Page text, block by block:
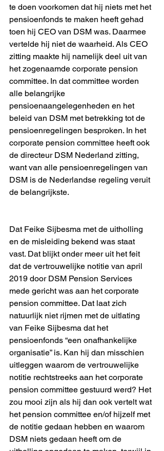
te doen voorkomen dat hij niets met het
pensioenfonds te maken heeft gehad
toen hij CEO van DSM was. Daarmee
vertelde hij niet de waarheid. Als CEO
zitting maakte hij namelijk deel uit van
het zogenaamde corporate pension
committee. In dat committee worden
alle belangrijke
pensioenaangelegenheden en het
beleid van DSM met betrekking tot de
pensioenregelingen besproken. In het
corporate pension committee heeft ook
de directeur DSM Nederland zitting,
want van alle pensioenregelingen van
DSM is de Nederlandse regeling veruit
de belangrijkste.
Dat Feike Sijbesma met de uitholling
en de misleiding bekend was staat
vast. Dat blijkt onder meer uit het feit
dat de vertrouwelijke notitie van april
2019 door DSM Pension Services
mede gericht was aan het corporate
pension committee. Dat laat zich
natuurlijk niet rijmen met de uitlating
van Feike Sijbesma dat het
pensioenfonds “een onafhankelijke
organisatie” is. Kan hij dan misschien
uitleggen waarom de vertrouwelijke
notitie rechtstreeks aan het corporate
pension committee gestuurd werd? Het
zou mooi zijn als hij dan ook vertelt wat
het pension committee en/of hijzelf met
de notitie gedaan hebben en waarom
DSM niets gedaan heeft om de